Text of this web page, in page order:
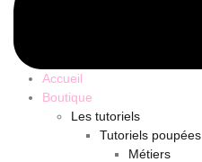
Accueil
Boutique
Les tutoriels
Tutoriels poupées
Métiers